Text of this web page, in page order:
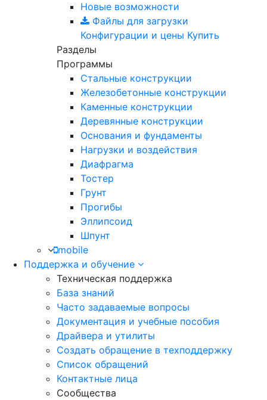
Новые возможности
Файлы для загрузки
Конфигурации и цены Купить
Разделы
Программы
Стальные конструкции
Железобетонные конструкции
Каменные конструкции
Деревянные конструкции
Основания и фундаменты
Нагрузки и воздействия
Диафрагма
Тостер
Грунт
Прогибы
Эллипсоид
Шпунт
mobile
Поддержка и обучение
Техническая поддержка
База знаний
Часто задаваемые вопросы
Документация и учебные пособия
Драйвера и утилиты
Создать обращение в техподдержку
Список обращений
Контактные лица
Сообщества